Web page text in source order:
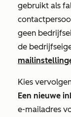
gebruikt als
geen
de
Kies
Een nieuwe
e-mailadres